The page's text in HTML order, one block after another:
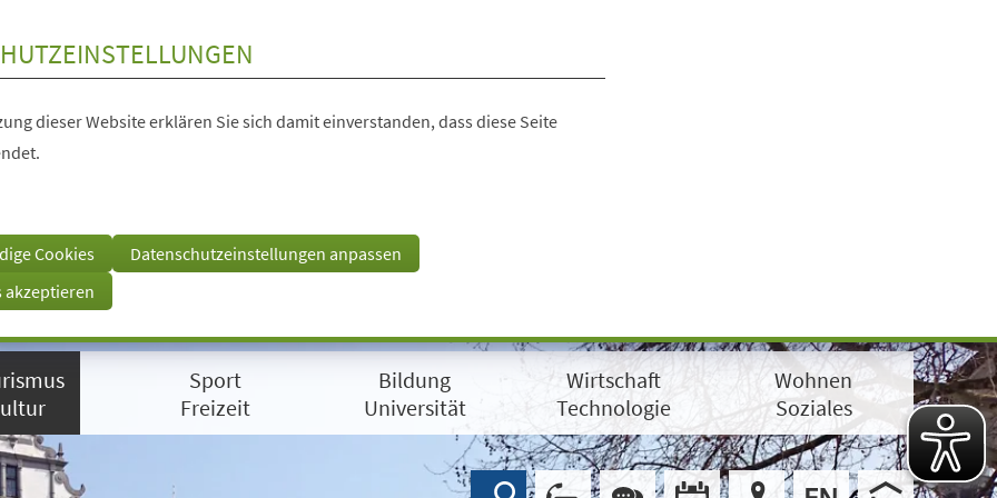
dieser Website erklären Sie sich damit einverstanden, dass diese Seite
Cookies
Datenschutzeinstellungen anpassen
akzeptieren
Sport
Freizeit
Bildung
Universität
Wirtschaft
Technologie
Wohnen
Soziales